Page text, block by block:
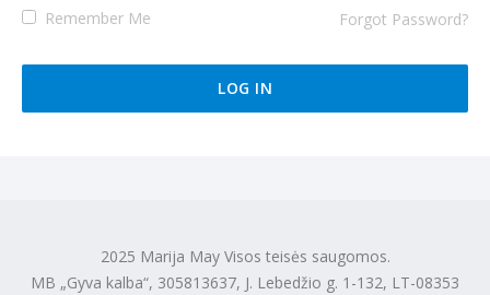
Remember Me Forgot Password?
2025 Marija May Visos teisės saugomos.
MB „Gyva kalba“, 305813637, J. Lebedžio g. 1-132, LT-08353